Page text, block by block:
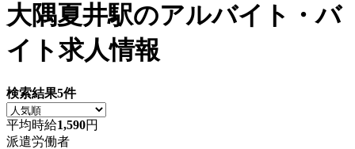
大隅夏井駅のアルバイト・バ
イト求人情報
検索結果5件
平均時給1,590円
派遣労働者